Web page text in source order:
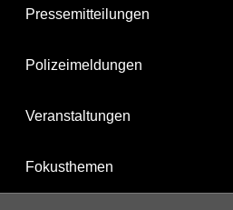
Pressemitteilungen
Polizeimeldungen
Veranstaltungen
Fokusthemen